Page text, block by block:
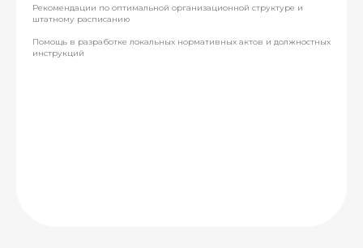
Рекомендации по оптимальной организационной структуре и
штатному расписанию
Помощь в разработке локальных нормативных актов и должностных
инструкций